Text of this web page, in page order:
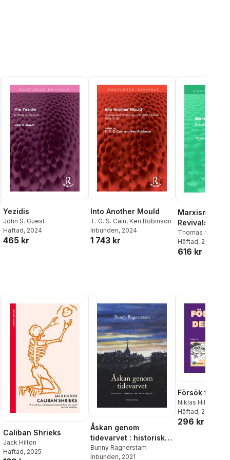
Yezidis
John S. Guest
Häftad, 2024
465 kr
Into Another Mould
T. G. S. Cain, Ken Robinson
Inbunden, 2024
1 743 kr
Marxism
Revivals)
Thomas Sowell
Häftad, 2012
616 kr
röster:
Caliban Shrieks
Jack Hilton
Häftad, 2025
Åskan genom
tidevarvet : historisk
krönika om åren 1845-
81
Bunny Ragnerstam
Inbunden, 2021
Försök till
Niklas Hill
Häftad, 2025
296 kr